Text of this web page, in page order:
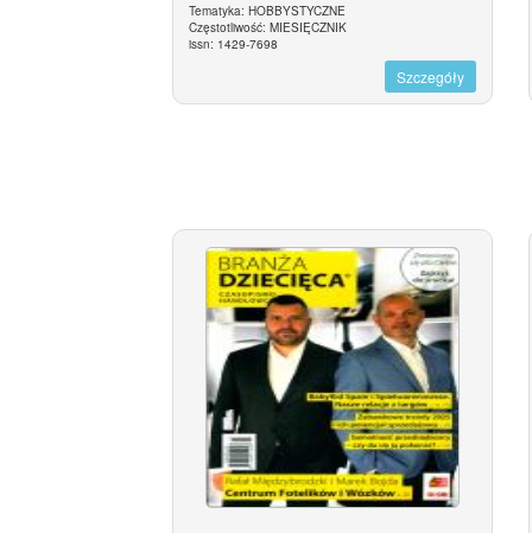
Tematyka: HOBBYSTYCZNE
Częstotliwość: MIESIĘCZNIK
issn: 1429-7698
Szczegóły